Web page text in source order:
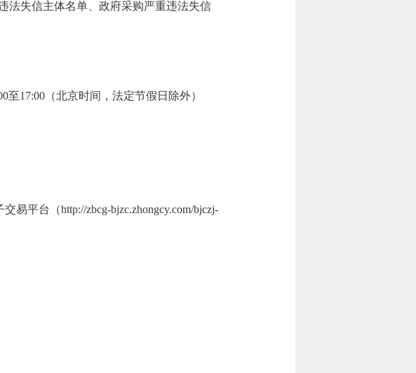
法失信主体名单、政府采购严重违法失信
至17:00（北京时间，法定节假日除外）
平台（http://zbcg-bjzc.zhongcy.com/bjczj-